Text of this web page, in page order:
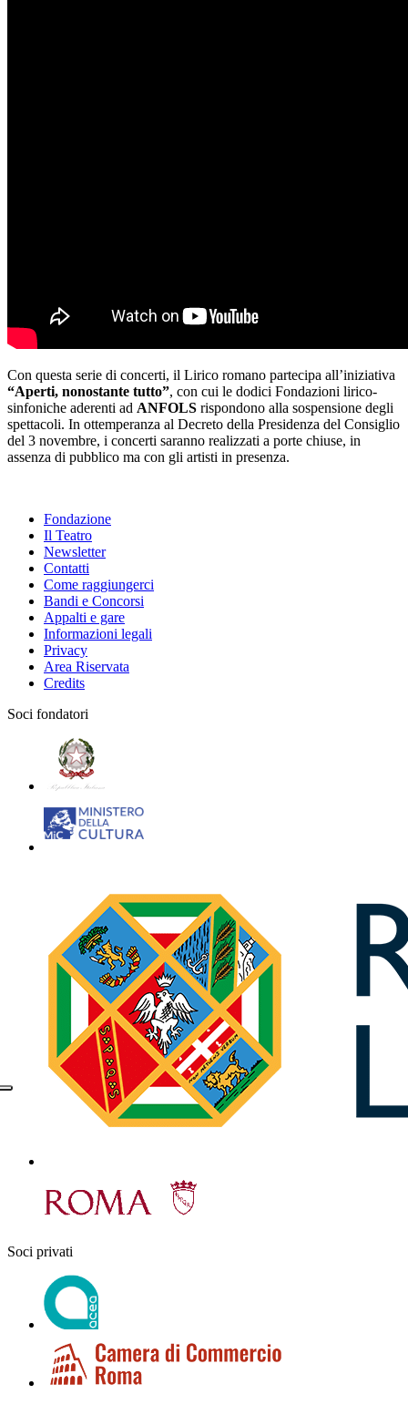
Con questa serie di concerti, il Lirico romano partecipa all’iniziativa
“Aperti, nonostante tutto”, con cui le dodici Fondazioni lirico-
sinfoniche aderenti ad ANFOLS rispondono alla sospensione degli
spettacoli. In ottemperanza al Decreto della Presidenza del Consiglio
del 3 novembre, i concerti saranno realizzati a porte chiuse, in
assenza di pubblico ma con gli artisti in presenza.
Fondazione
Il Teatro
Newsletter
Contatti
Come raggiungerci
Bandi e Concorsi
Appalti e gare
Informazioni legali
Privacy
Area Riservata
Credits
Soci fondatori
Soci privati